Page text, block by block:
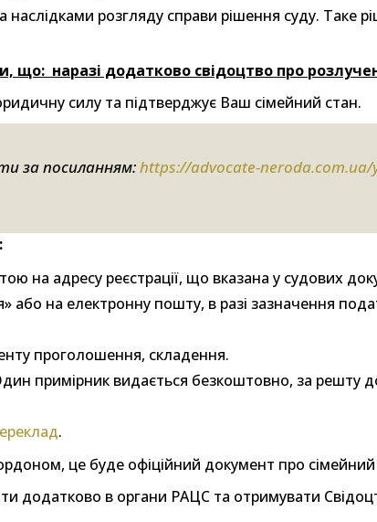
розгляду справи рішення суду. Таке
що: наразі додатково свідоцтво про
силу та підтверджує Ваш сімейний стан.
за посиланням:https://advocate-
на адресу реєстрації, що вказана у судових
або на електронну пошту, в разі зазначення
проголошення, складення.
примірник видається безкоштовно, за решту
.
це буде офіційний документ про сімейний
додатково в органи РАЦС та отримувати